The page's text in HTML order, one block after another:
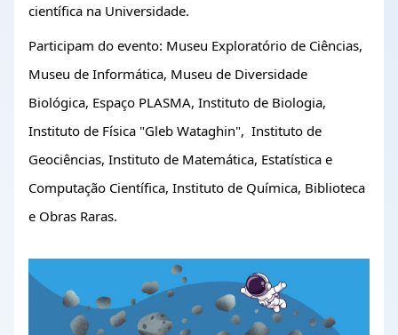
científica na Universidade.
Participam do evento: Museu Exploratório de Ciências,
Museu de Informática, Museu de Diversidade
Biológica, Espaço PLASMA, Instituto de Biologia,
Instituto de Física "Gleb Wataghin",  Instituto de
Geociências, Instituto de Matemática, Estatística e
Computação Científica, Instituto de Química, Biblioteca
e Obras Raras.